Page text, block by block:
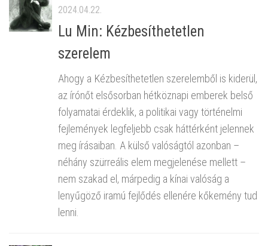
2024.04.22.
Lu Min: Kézbesíthetetlen
szerelem
Ahogy a Kézbesíthetetlen szerelemből is kiderül,
az írónőt elsősorban hétköznapi emberek belső
folyamatai érdeklik, a politikai vagy történelmi
fejlemények legfeljebb csak háttérként jelennek
meg írásaiban. A külső valóságtól azonban –
néhány szürreális elem megjelenése mellett –
nem szakad el, márpedig a kínai valóság a
lenyűgöző iramú fejlődés ellenére kőkemény tud
lenni.